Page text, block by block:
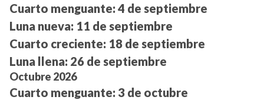
Cuarto menguante: 4 de septiembre
Luna nueva: 11 de septiembre
Cuarto creciente: 18 de septiembre
Luna llena: 26 de septiembre
Octubre 2026
Cuarto menguante: 3 de octubre